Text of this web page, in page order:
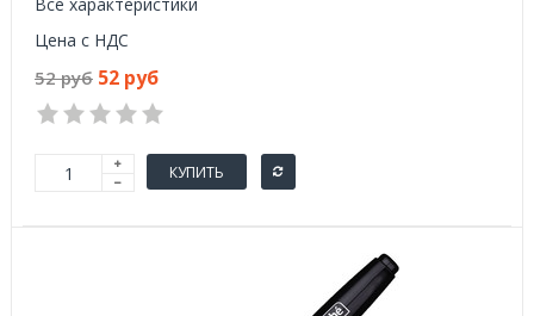
Цена с НДС
52 руб 52 руб
КУПИТЬ